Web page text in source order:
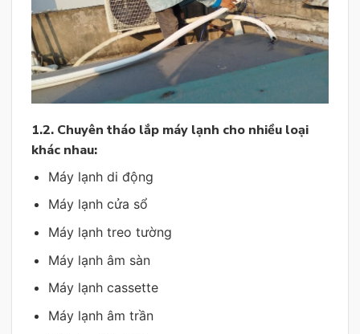
1.2. Chuyên tháo lắp máy lạnh cho nhiều loại
khác nhau:
Máy lạnh di động
Máy lạnh cửa sổ
Máy lạnh treo tường
Máy lạnh âm sàn
Máy lạnh cassette
Máy lạnh âm trần